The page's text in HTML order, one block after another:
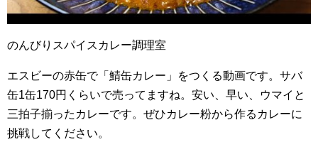
のんびりスパイスカレー調理室
エスビーの赤缶で「鯖缶カレー」をつくる動画です。サバ
缶1缶170円くらいで売ってますね。安い、早い、ウマイと
三拍子揃ったカレーです。ぜひカレー粉から作るカレーに
挑戦してください。